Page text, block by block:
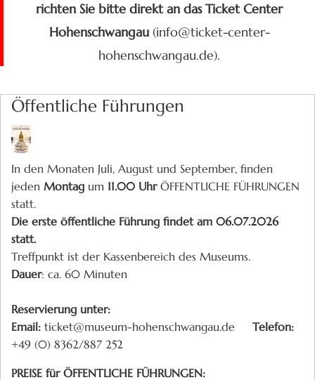
richten Sie bitte direkt an das Ticket Center
Hohenschwangau (info@ticket-center-
hohenschwangau.de).
Öffentliche Führungen
In den Monaten Juli, August und September, finden
jeden Montag um 11.00 UhrÖFFENTLICHE FÜHRUNGEN
statt.
Die erste öffentliche Führung findet am 06.07.2026
statt.
Treffpunkt ist der Kassenbereich des Museums.
Dauer: ca. 60 Minuten
Reservierung unter:
Email: ticket@museum-hohenschwangau.de Telefon:
+49 (0) 8362/887 252
PREISE für ÖFFENTLICHE FÜHRUNGEN: